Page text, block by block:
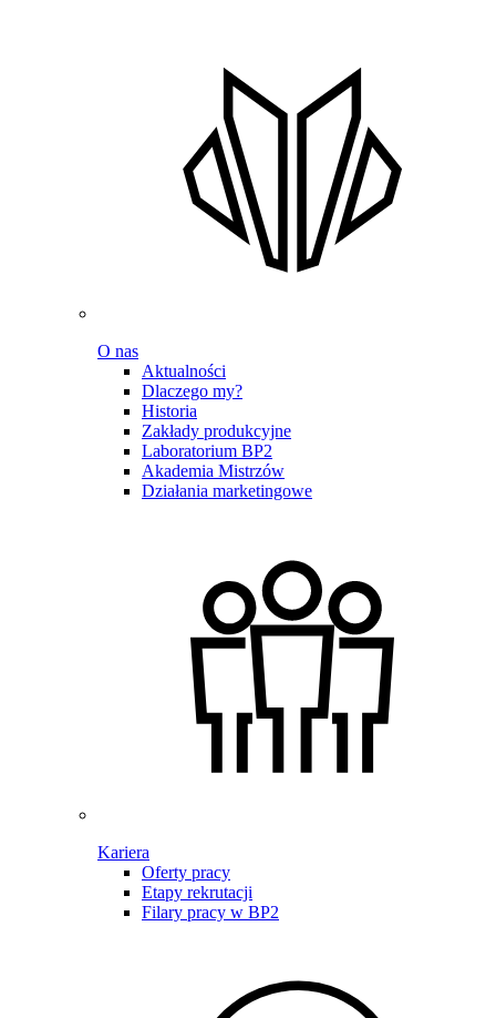
O nas
Aktualności
Dlaczego my?
Historia
Zakłady produkcyjne
Laboratorium BP2
Akademia Mistrzów
Działania marketingowe
Kariera
Oferty pracy
Etapy rekrutacji
Filary pracy w BP2